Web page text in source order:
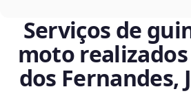
Serviços de
moto
dos Fernandes,